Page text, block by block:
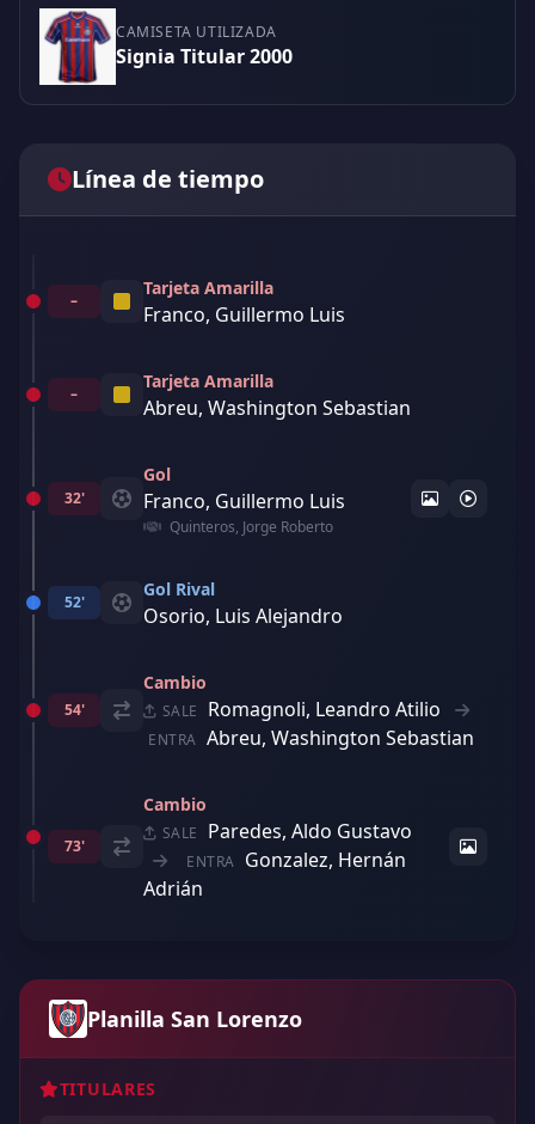
CAMISETA UTILIZADA
Signia Titular 2000
Línea de tiempo
–
Tarjeta Amarilla
Franco, Guillermo Luis
–
Tarjeta Amarilla
Abreu, Washington Sebastian
32'
Gol
Franco, Guillermo Luis
Quinteros, Jorge Roberto
52'
Gol Rival
Osorio, Luis Alejandro
54'
Cambio
SALE Romagnoli, Leandro Atilio
ENTRA Abreu, Washington Sebastian
73'
Cambio
SALE Paredes, Aldo Gustavo
ENTRA Gonzalez, Hernán
Adrián
Planilla San Lorenzo
TITULARES